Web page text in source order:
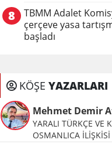
8
TBMM Adalet
çerçeve yasa
başladı
KÖŞE YAZARLARI
Mehmet Demir
YARALI TÜRKÇE VE
OSMANLICA İLİŞKİSİ